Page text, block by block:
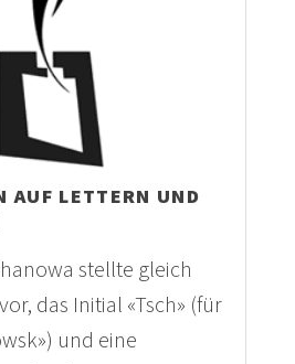
AUF LETTERN UND
stellte gleich
das Initial «Tsch» (für
und eine